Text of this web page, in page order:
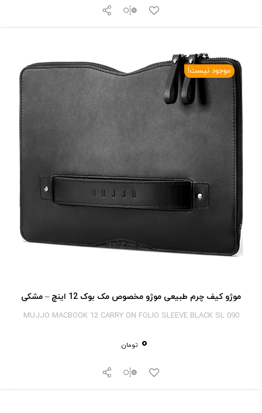
موجود نیست!
موژو کیف چرم طبیعی موژو مخصوص مک بوک 12 اینچ – مشکی
MUJJO MACBOOK 12 CARRY ON FOLIO SLEEVE BLACK SL 090
0 تومان